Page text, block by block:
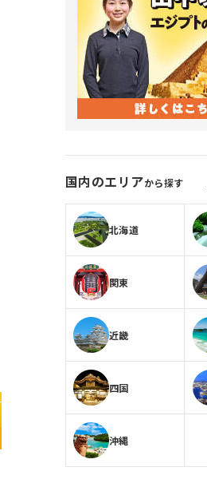
国内のエリアから探す
北海道
関東
近畿
四国
沖縄